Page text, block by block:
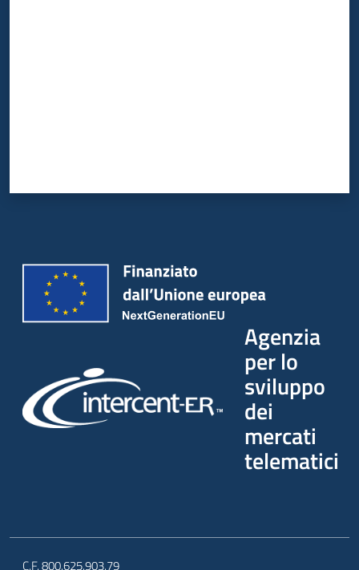
Agenzia
per lo
sviluppo
dei
mercati
telematici
C.F. 800.625.903.79